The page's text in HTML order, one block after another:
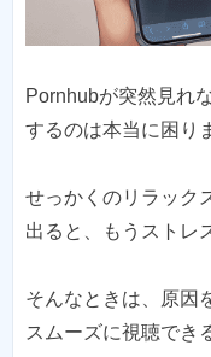
Pornhubが突然見れ
するのは本当に困り
せっかくのリラック
出ると、もうストレ
そんなときは、原因
スムーズに視聴でき